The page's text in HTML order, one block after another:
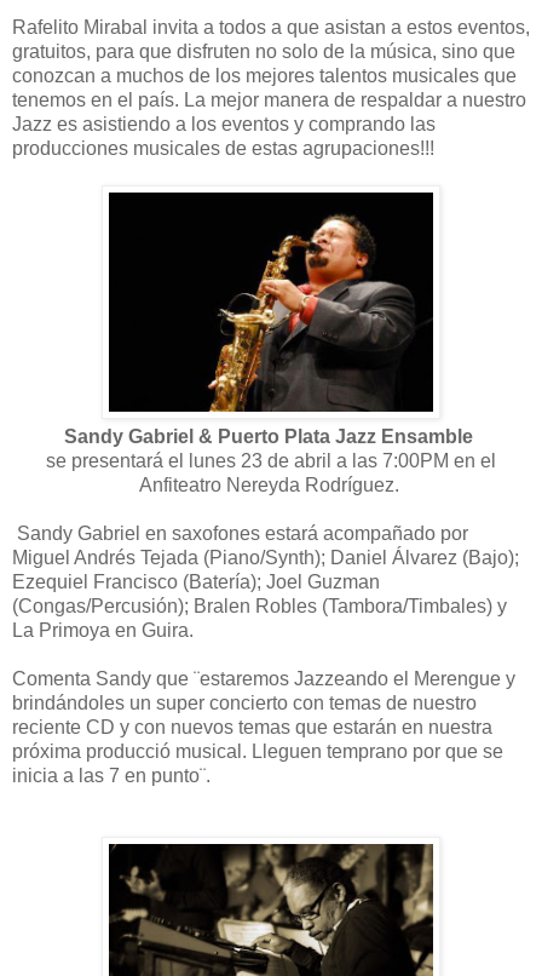
Rafelito Mirabal invita a todos a que asistan a estos eventos,
gratuitos, para que disfruten no solo de la música, sino que
conozcan a muchos de los mejores talentos musicales que
tenemos en el país. La mejor manera de respaldar a nuestro
Jazz es asistiendo a los eventos y comprando las
producciones musicales de estas agrupaciones!!!
Sandy Gabriel & Puerto Plata Jazz Ensamble
se presentará el lunes 23 de abril a las 7:00PM en el
Anfiteatro Nereyda Rodríguez.
Sandy Gabriel en saxofones estará acompañado por
Miguel Andrés Tejada (Piano/Synth); Daniel Álvarez (Bajo);
Ezequiel Francisco (Batería); Joel Guzman
(Congas/Percusión); Bralen Robles (Tambora/Timbales) y
La Primoya en Guira.
Comenta Sandy que ¨estaremos Jazzeando el Merengue y
brindándoles un super concierto con temas de nuestro
reciente CD y con nuevos temas que estarán en nuestra
próxima producció musical. Lleguen temprano por que se
inicia a las 7 en punto¨.